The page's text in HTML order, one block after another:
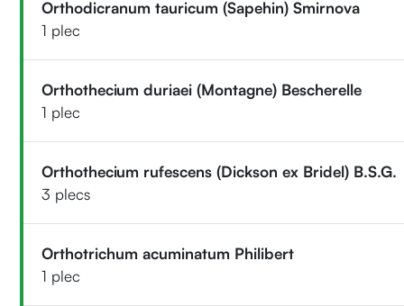
Orthodicranum tauricum (Sapehin) Smirnova
1 plec
Orthothecium duriaei (Montagne) Bescherelle
1 plec
Orthothecium rufescens (Dickson ex Bridel) B.S.G.
3 plecs
Orthotrichum acuminatum Philibert
1 plec